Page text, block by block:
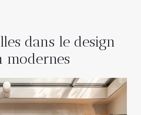
dans le design
modernes